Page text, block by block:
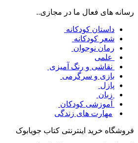
رسانه های فعال ما در مجازی..
داستان کودکانه
شعر کودکانه
رمان نوجوان
علمی
نقاشی و رنگ آمیزی
بازی و سرگرمی
پازل
زبان
آموزشی کودکان
مهارت های زندگی
فروشگاه خرید اینترنتی کتاب جویابوک